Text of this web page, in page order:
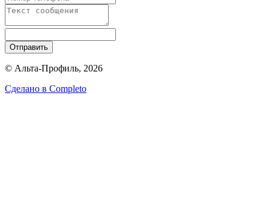
Отправить
© Альта-Профиль, 2026
Сделано в Completo